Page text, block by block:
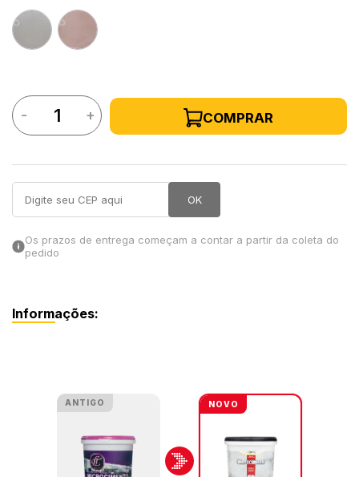
Stone
- + COMPRAR
OK
Os prazos de entrega começam a contar a partir da coleta do
pedido
Informações:
ANTIGO NOVO